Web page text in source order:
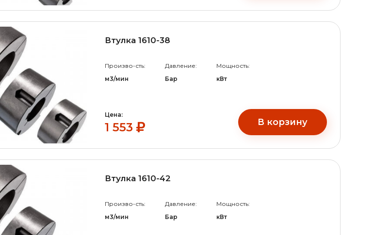
Втулка 1610-38
Произво-сть:
м3/мин
Давление:
Бар
Мощность:
кВт
Цена:
1 553 В корзину
Втулка 1610-42
Произво-сть:
м3/мин
Давление:
Бар
Мощность:
кВт